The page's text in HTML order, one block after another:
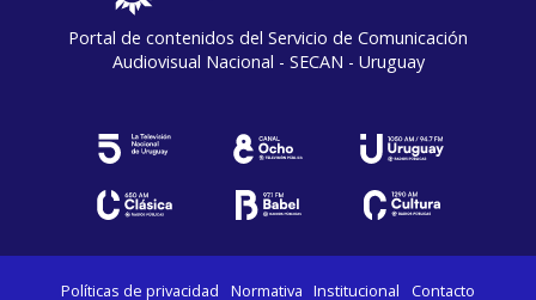
Portal de contenidos del Servicio de Comunicación
Audiovisual Nacional - SECAN - Uruguay
Políticas de privacidad Normativa Institucional Contacto